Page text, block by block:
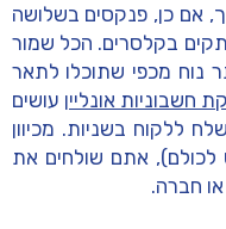
אם כן, פנקסים בשלושה
בקלסרים. הכל שמור
נוח מכפי שתוכלו לתאר
חשבוניות אונליין עושים
ללקוח בשניות. מכיוון
לכולם), אתם שולחים את
חברה.